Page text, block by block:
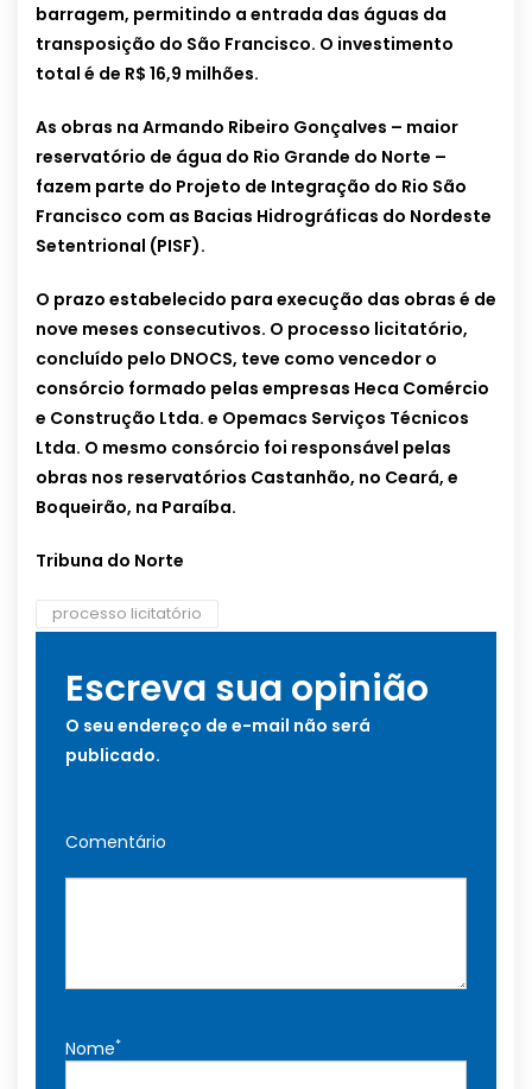
barragem, permitindo a entrada das águas da
transposição do São Francisco. O investimento
total é de R$ 16,9 milhões.
As obras na Armando Ribeiro Gonçalves – maior
reservatório de água do Rio Grande do Norte –
fazem parte do Projeto de Integração do Rio São
Francisco com as Bacias Hidrográficas do Nordeste
Setentrional (PISF).
O prazo estabelecido para execução das obras é de
nove meses consecutivos. O processo licitatório,
concluído pelo DNOCS, teve como vencedor o
consórcio formado pelas empresas Heca Comércio
e Construção Ltda. e Opemacs Serviços Técnicos
Ltda. O mesmo consórcio foi responsável pelas
obras nos reservatórios Castanhão, no Ceará, e
Boqueirão, na Paraíba.
Tribuna do Norte
processo licitatório
Escreva sua opinião
O seu endereço de e-mail não será
publicado.
Comentário
Nome*